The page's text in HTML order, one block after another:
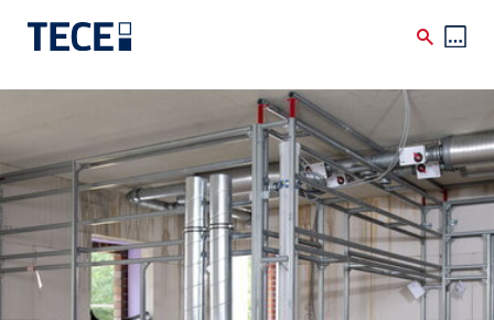
Skip to main content